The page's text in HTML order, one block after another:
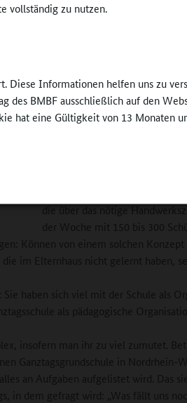
vollständig zu nutzen.
Informationen helfen uns zu
BMBF ausschließlich auf den
hat eine Gültigkeit von 13 Monaten
und Schüler. Diese Idee der
Bildungsgerechtigkeit ersetzt worden.
„Förderung für alle“ ist
verstehen, deren mit PISA
Grundschulniveau liegen.
die über das nötige
der Woche mit 150 bis 300
Können von einem solchen
im Elternhaus nicht gelernt haben,
Sie haben sich viel mit der Schule als
als pädagogische
insofern man ihr zu viel zumutet.
Ganztagsgrundschule in Nordrhein-
an Aufgaben aufgelistet wird. Das
in dem gefragt wird: „Was fällt uns